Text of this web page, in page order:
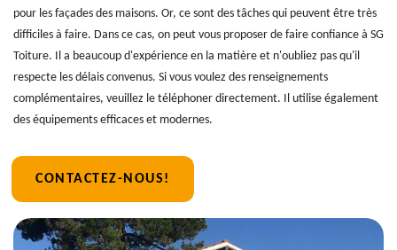
pour les façades des maisons. Or, ce sont des tâches qui peuvent être très
difficiles à faire. Dans ce cas, on peut vous proposer de faire confiance à SG
Toiture. Il a beaucoup d'expérience en la matière et n'oubliez pas qu'il
respecte les délais convenus. Si vous voulez des renseignements
complémentaires, veuillez le téléphoner directement. Il utilise également
des équipements efficaces et modernes.
CONTACTEZ-NOUS!